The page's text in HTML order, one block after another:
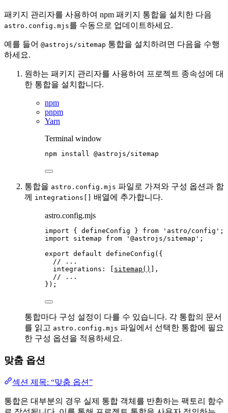
패키지 관리자를 사용하여 npm 패키지 통합을 설치한 다음
astro.config.mjs를 수동으로 업데이트하세요.
예를 들어 @astrojs/sitemap 통합을 설치하려면 다음을 수행
하세요.
원하는 패키지 관리자를 사용하여 프로젝트 종속성에 대
한 통합을 설치합니다.
npm
pnpm
Yarn
Terminal window
npm install @astrojs/sitemap
통합을 astro.config.mjs 파일로 가져와 구성 옵션과 함
께
integrations[] 배열에 추가합니다.
astro.config.mjs
import { defineConfig } from ' astro/config ' ;
import sitemap from ' @astrojs/sitemap ' ;
export default defineConfig ({
// ...
integrations: [ sitemap ()
],
// ...
});
통합마다 구성 설정이 다를 수 있습니다. 각 통합의 문서
를 읽고 astro.config.mjs 파일에서 선택한 통합에 필요
한 구성 옵션을 적용하세요.
맞춤 옵션
섹션 제목: “맞춤 옵션”
통합은 대부분의 경우 실제 통합 객체를 반환하는 팩토리 함수